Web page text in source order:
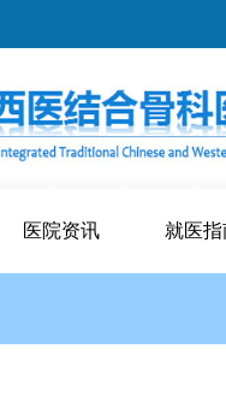
医院资讯 就医